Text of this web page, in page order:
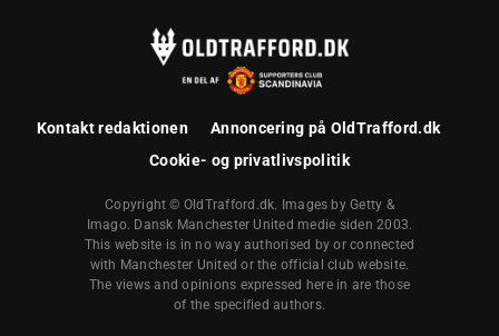
Kontakt redaktionen
Annoncering på OldTrafford.dk
Cookie- og privatlivspolitik
Copyright © OldTrafford.dk. Images by Getty &
Imago. Dansk Manchester United medie siden 2003.
This website is in no way authorised by or connected
with Manchester United or the official club website.
The views and opinions expressed here in are those
of the specified authors.